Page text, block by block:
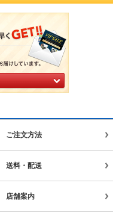
ご注文方法
送料・配送
店舗案内